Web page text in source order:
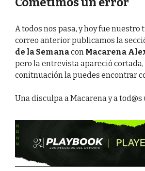
A todos nos pasa, y hoy fue nuestro
correo anterior publicamos la
de la Semanacon Macarena
pero la entrevista apareció cortada,
conitnuación la puedes encontrar
Una disculpa a Macarena y a tod@s